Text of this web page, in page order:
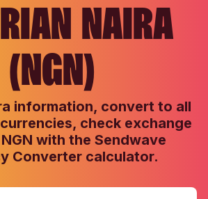
NAIRA
(NGN)
information, convert to all
check exchange
with the Sendwave
Converter calculator.